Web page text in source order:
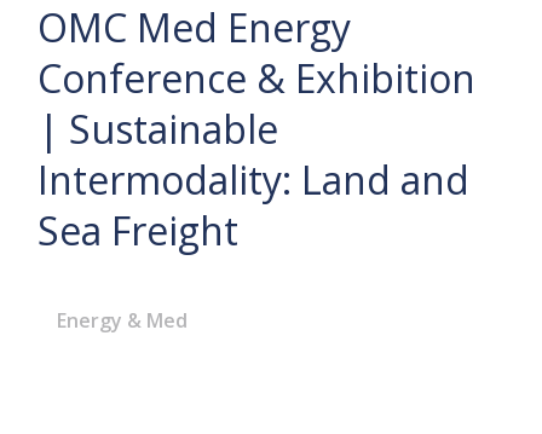
OMC Med Energy
Conference & Exhibition
| Sustainable
Intermodality: Land and
Sea Freight
Energy & Med